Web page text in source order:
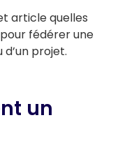
article quelles
fédérer une
d’un projet.
un